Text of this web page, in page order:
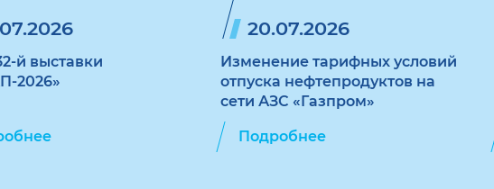
й выставки
2026»
20.07.2026
Изменение тарифных условий
отпуска нефтепродуктов на
сети АЗС «Газпром»
Подробнее